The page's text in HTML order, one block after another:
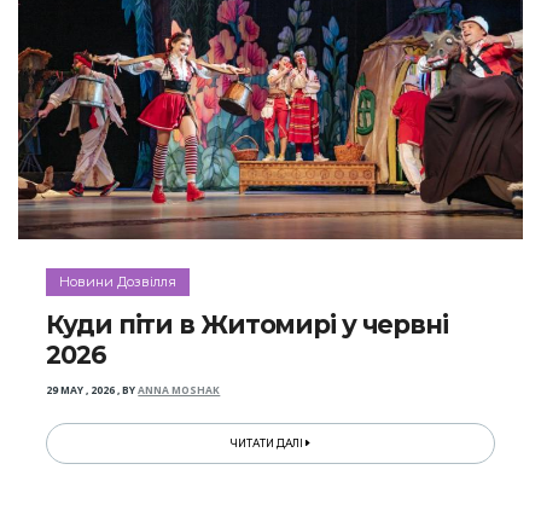
Новини Дозвілля
Куди піти в Житомирі у червні
2026
29 MAY , 2026,BYANNA MOSHAK
ЧИТАТИ ДАЛІ